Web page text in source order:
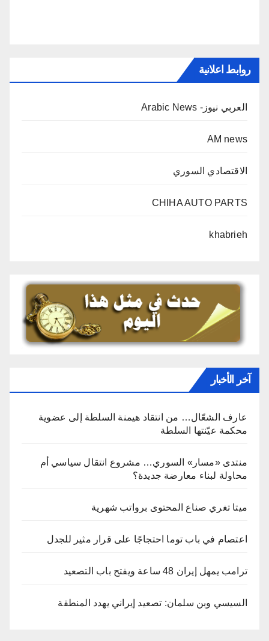
روابط اعلانية
العربي نيوز- Arabic News
AM news
الاقتصادي السوري
CHIHA AUTO PARTS
khabrieh
آخر الأخبار
عارف الشعّال… من انتقاد هيمنة السلطة إلى عضوية
محكمة عيّنتها السلطة
منتدى «مسار» السوري… مشروع انتقال سياسي أم
محاولة لبناء معارضة جديدة؟
ميتا تغري صناع المحتوى برواتب شهرية
اعتصام في باب توما احتجاجًا على قرار مثير للجدل
ترامب يمهل إيران 48 ساعة ويفتح باب التصعيد
السيسي وبن سلمان: تصعيد إيراني يهدد المنطقة